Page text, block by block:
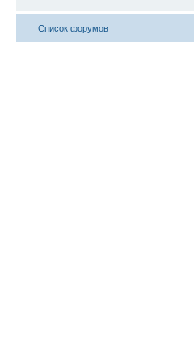
Список форумов